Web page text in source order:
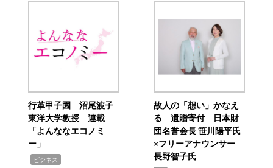
行革甲子園 沼尾波子
東洋大学教授 連載
「よんななエコノミ
ー」
ビジネス
故人の「想い」かなえ
る 遺贈寄付 日本財
団名誉会長 笹川陽平氏
×フリーアナウンサー
長野智子氏